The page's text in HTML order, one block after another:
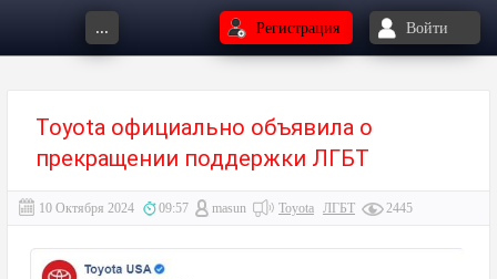
... Регистрация Войти
Toyota официально объявила о
прекращении поддержки ЛГБТ⁠⁠
10 Октября 2024 09:57 masun Toyota ЛГБТ⁠⁠ 2445